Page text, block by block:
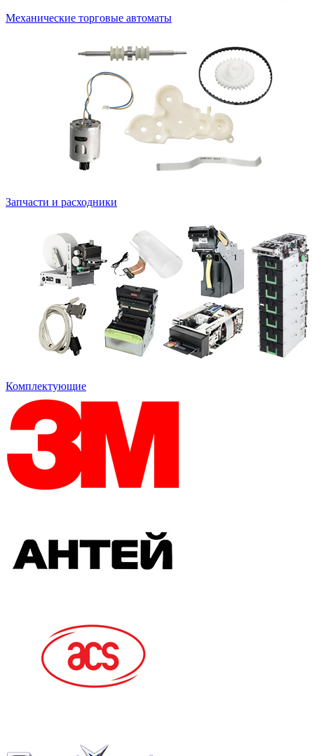
Механические торговые автоматы
Запчасти и расходники
Комплектующие